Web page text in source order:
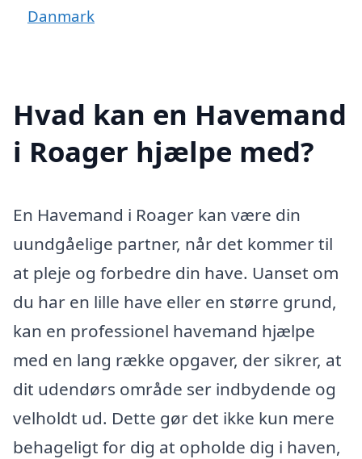
Danmark
Hvad kan en Havemand
i Roager hjælpe med?
En Havemand i Roager kan være din
uundgåelige partner, når det kommer til
at pleje og forbedre din have. Uanset om
du har en lille have eller en større grund,
kan en professionel havemand hjælpe
med en lang række opgaver, der sikrer, at
dit udendørs område ser indbydende og
velholdt ud. Dette gør det ikke kun mere
behageligt for dig at opholde dig i haven,